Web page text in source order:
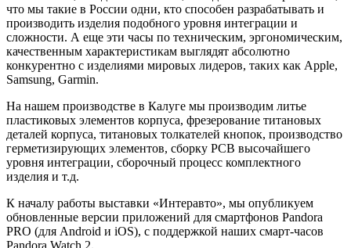
что мы такие в России одни, кто способен разрабатывать и
производить изделия подобного уровня интеграции и
сложности. А еще эти часы по техническим, эргономическим,
качественным характеристикам выглядят абсолютно
конкурентно с изделиями мировых лидеров, таких как Apple,
Samsung, Garmin.
На нашем производстве в Калуге мы производим литье
пластиковых элементов корпуса, фрезерование титановых
деталей корпуса, титановых толкателей кнопок, производство
герметизирующих элементов, сборку PCB высочайшего
уровня интеграции, сборочный процесс комплектного
изделия и т.д.
К началу работы выставки «Интеравто», мы опубликуем
обновленные версии приложений для смартфонов Pandora
PRO (для Android и iOS), с поддержкой наших смарт-часов
Pandora Watch 2.